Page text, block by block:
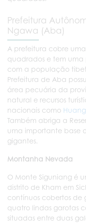
Prefeitura
Ngawa (Aba)
A prefeitura cobre
quadrados e tem
com a população
Prefeitura de Aba
área pecuária da
natural e recursos
nacionais como
Também abriga a
uma importante base
gigantes.
Montanha Nevada
O Monte Siguniang é
distrito de Kham em
contínuos cobertos de
quatro lindas garotas
situadas entre duas